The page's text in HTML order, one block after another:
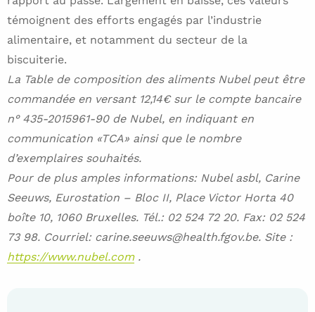
témoignent des efforts engagés par l’industrie
alimentaire, et notamment du secteur de la
biscuiterie.
La Table de composition des aliments Nubel peut être
commandée en versant 12,14€ sur le compte bancaire
n° 435-2015961-90 de Nubel, en indiquant en
communication «TCA» ainsi que le nombre
d’exemplaires souhaités.
Pour de plus amples informations: Nubel asbl, Carine
Seeuws, Eurostation – Bloc II, Place Victor Horta 40
boîte 10, 1060 Bruxelles. Tél.: 02 524 72 20. Fax: 02 524
73 98. Courriel: carine.seeuws@health.fgov.be. Site :
https://www.nubel.com.